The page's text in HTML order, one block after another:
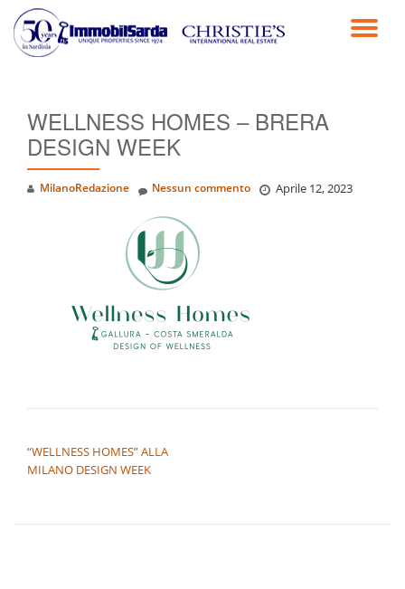
Passa
WELLNESS HOMES – BRERA
DESIGN WEEK
MilanoRedazione Aprile 12, 2023
Nessun commento
“WELLNESS HOMES” ALLA
MILANO DESIGN WEEK